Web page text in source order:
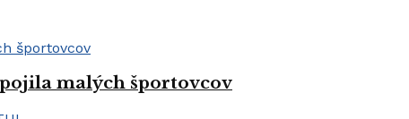
malých športovcov